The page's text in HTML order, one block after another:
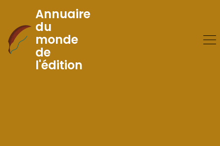
Skip
to
Content
Annuaire
du
monde
de
l'édition